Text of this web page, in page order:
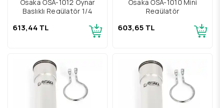
Osaka OSA-1012 Oynar
Baslıklı Regülatör 1/4
613,44 TL
Osaka OSA-1010 Mini
Regülatör
603,65 TL